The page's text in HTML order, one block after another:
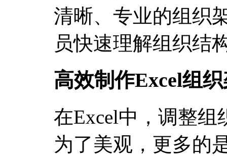
清晰、专业的组织
员快速理解组织结
高效制作Excel组
在Excel中，调整
为了美观，更多的